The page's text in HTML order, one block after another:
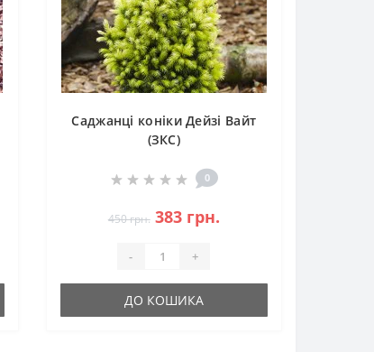
Саджанці коніки Дейзі Вайт
(ЗКС)
0
450 грн. 383 грн.
- +
ДО КОШИКА